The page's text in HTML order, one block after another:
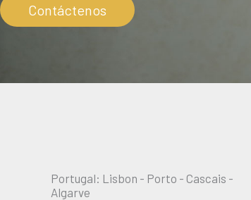
Contáctenos
Portugal: Lisbon - Porto - Cascais -
Algarve